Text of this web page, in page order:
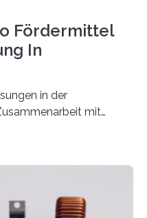
Fördermittel
In
in der
mit
Projekte zu
Europäischen
– mit einer